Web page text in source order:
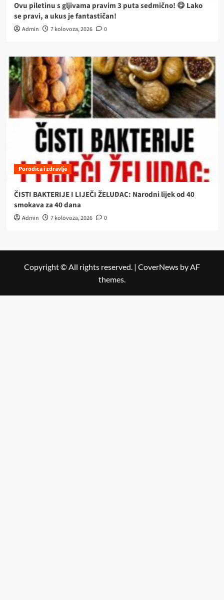
Ovu piletinu s gljivama pravim 3 puta sedmično! 😋 Lako
se pravi, a ukus je fantastičan!
Admin 7 kolovoza, 2026 0
Porodica i zdravlje
ČISTI BAKTERIJE I LIJEČI ŽELUDAC: Narodni lijek od 40
smokava za 40 dana
Admin 7 kolovoza, 2026 0
Copyright © All rights reserved. | CoverNews by AF
themes.